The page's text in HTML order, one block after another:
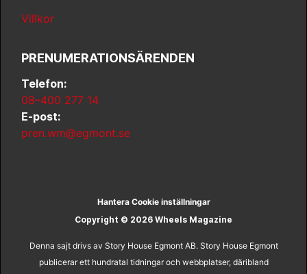
Villkor
PRENUMERATIONSÄRENDEN
Telefon:
08–400 277 14
E-post:
pren.wm@egmont.se
Hantera Cookie inställningar
Copyright © 2026 Wheels Magazine
Denna sajt drivs av Story House Egmont AB. Story House Egmont
publicerar ett hundratal tidningar och webbplatser, däribland